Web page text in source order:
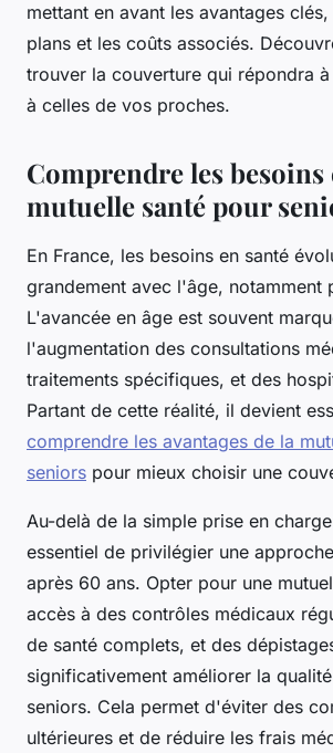
mettant en avant les avantages
plans et les coûts associés.
trouver la couverture qui répondra
à celles de vos proches.
Comprendre les besoins
mutuelle santé pour
En France, les besoins en santé
grandement avec l'âge, notamment
L'avancée en âge est souvent
l'augmentation des consultations
traitements spécifiques, et des
Partant de cette réalité, il devient
comprendre les avantages de la
seniors pour mieux choisir une
Au-delà de la simple prise en
essentiel de privilégier une
après 60 ans. Opter pour une
accès à des contrôles médicaux
de santé complets, et des
significativement améliorer la
seniors. Cela permet d'éviter des
ultérieures et de réduire les frais